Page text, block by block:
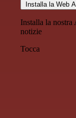
Installa la Web
Installa la nostra
notizie
Tocca